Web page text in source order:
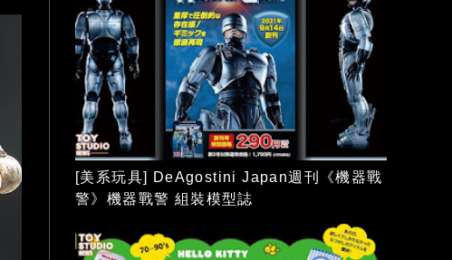
[美系玩具] DeAgostini Japan週刊《機器戰
警》機器戰警 組裝模型誌